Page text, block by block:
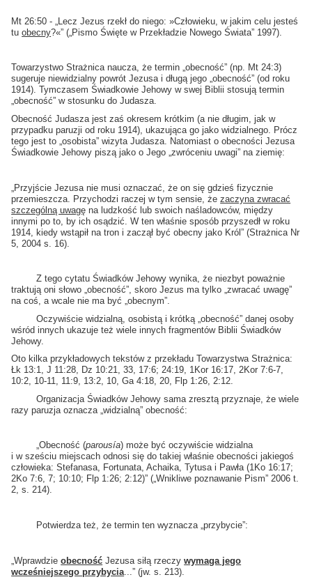
Mt 26:50 - „Lecz Jezus rzekł do niego: »Człowieku, w jakim celu jesteś
tuobecny?«” („Pismo Święte w Przekładzie Nowego Świata” 1997).
Towarzystwo Strażnica naucza, że termin „obecność” (np. Mt 24:3)
sugeruje niewidzialny powrót Jezusa i długą jego „obecność” (od roku
1914). Tymczasem Świadkowie Jehowy w swej Biblii stosują termin
„obecność” w stosunku do Judasza.
Obecność Judasza jest zaś okresem krótkim (a nie długim, jak w
przypadku paruzji od roku 1914), ukazująca go jako widzialnego. Prócz
tego jest to „osobista” wizyta Judasza. Natomiast o obecności Jezusa
Świadkowie Jehowy piszą jako o Jego „zwróceniu uwagi” na ziemię:
„Przyjście Jezusa nie musi oznaczać, że on się gdzieś fizycznie
przemieszcza. Przychodzi raczej w tym sensie, żezaczyna zwracać
szczególną uwagę na ludzkość lub swoich naśladowców, między
innymi po to, by ich osądzić. W ten właśnie sposób przyszedł w roku
1914, kiedy wstąpił na tron i zaczął być obecny jako Król” (Strażnica Nr
5, 2004 s. 16).
Z tego cytatu Świadków Jehowy wynika, że niezbyt poważnie
traktują oni słowo „obecność”, skoro Jezus ma tylko „zwracać uwagę”
na coś, a wcale nie ma być „obecnym”.
Oczywiście widzialną, osobistą i krótką „obecność” danej osoby
wśród innych ukazuje też wiele innych fragmentów Biblii Świadków
Jehowy.
Oto kilka przykładowych tekstów z przekładu Towarzystwa Strażnica:
Łk 13:1, J 11:28, Dz 10:21, 33, 17:6; 24:19, 1Kor 16:17, 2Kor 7:6-7,
10:2, 10-11, 11:9, 13:2, 10, Ga 4:18, 20, Flp 1:26, 2:12.
Organizacja Świadków Jehowy sama zresztą przyznaje, że wiele
razy paruzja oznacza „widzialną” obecność:
„Obecność (parousía) może być oczywiście widzialna
i w sześciu miejscach odnosi się do takiej właśnie obecności jakiegoś
człowieka: Stefanasa, Fortunata, Achaika, Tytusa i Pawła (1Ko 16:17;
2Ko 7:6, 7; 10:10; Flp 1:26; 2:12)” („Wnikliwe poznawanie Pism” 2006 t.
2, s. 214).
Potwierdza też, że termin ten wyznacza „przybycie”:
„Wprawdzieobecność Jezusa siłą rzeczywymaga jego
wcześniejszego przybycia...” (jw. s. 213).